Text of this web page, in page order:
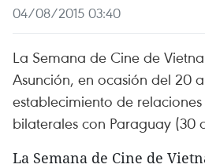
04/08/2015 03:40
La Semana de Cine de
Asunción, en ocasión del 20
establecimiento de
bilaterales con Paraguay (30
La Semana de Cine de